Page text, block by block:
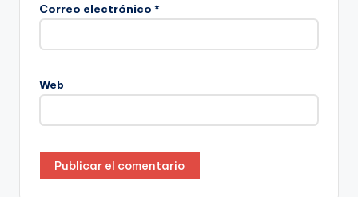
Correo electrónico *
Web